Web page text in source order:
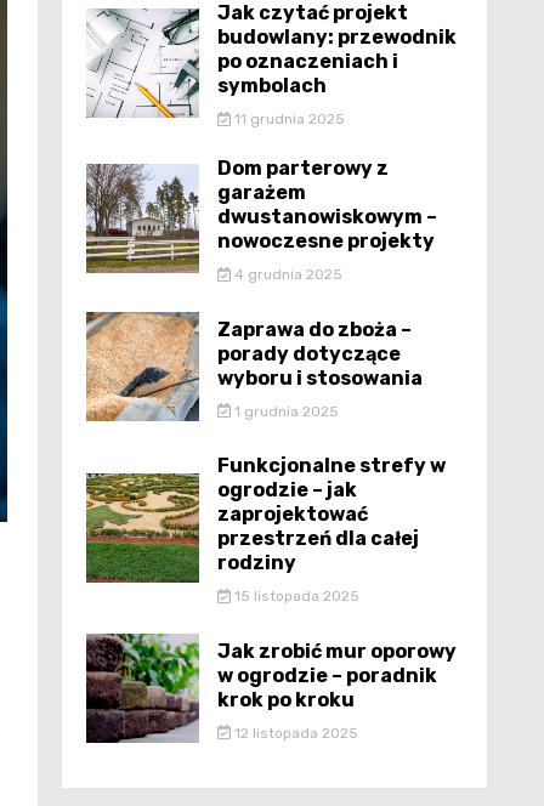
Jak czytać projekt
budowlany: przewodnik
po oznaczeniach i
symbolach
11 grudnia 2025
Dom parterowy z
garażem
dwustanowiskowym –
nowoczesne projekty
4 grudnia 2025
Zaprawa do zboża –
porady dotyczące
wyboru i stosowania
1 grudnia 2025
Funkcjonalne strefy w
ogrodzie – jak
zaprojektować
przestrzeń dla całej
rodziny
15 listopada 2025
Jak zrobić mur oporowy
w ogrodzie – poradnik
krok po kroku
12 listopada 2025